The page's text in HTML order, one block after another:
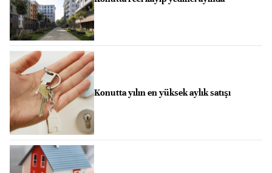
Konutta yılın en yüksek aylık satışı